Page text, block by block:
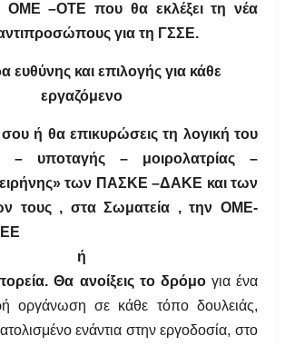
ΟΜΕ –ΟΤΕ που θα εκλέξει τη νέα
για τη ΓΣΣΕ.
ευθύνης και επιλογής για κάθε
εργαζόμενο
ή θα επικυρώσεις τη λογική του
– υποταγής – μοιρολατρίας –
των ΠΑΣΚΕ –ΔΑΚΕ και των
τους , στα Σωματεία , την ΟΜΕ-
ή
Θα ανοίξεις το δρόμογια ένα
οργάνωση σε κάθε τόπο δουλειάς,
ενάντια στην εργοδοσία, στο